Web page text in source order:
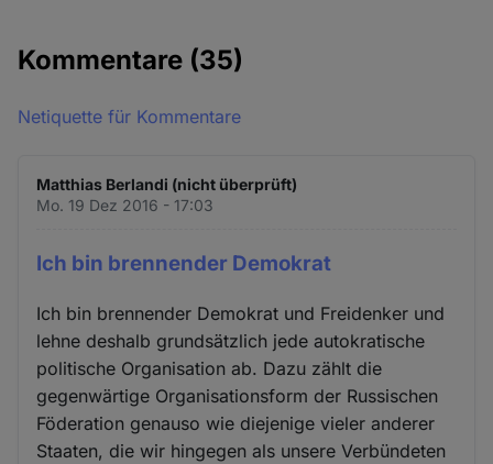
Kommentare (35)
Netiquette für Kommentare
Matthias Berlandi (nicht überprüft)
Mo. 19 Dez 2016 - 17:03
Ich bin brennender Demokrat
Ich bin brennender Demokrat und Freidenker und
lehne deshalb grundsätzlich jede autokratische
politische Organisation ab. Dazu zählt die
gegenwärtige Organisationsform der Russischen
Föderation genauso wie diejenige vieler anderer
Staaten, die wir hingegen als unsere Verbündeten